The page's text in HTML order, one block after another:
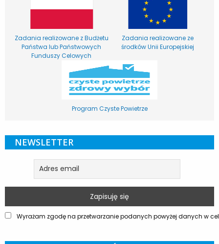
Zadania realizowane z Budżetu
Państwa lub Państwowych
Funduszy Celowych
Zadania realizowane ze
środków Unii Europejskiej
Program Czyste Powietrze
NEWSLETTER
Wyrażam zgodę na przetwarzanie podanych powyżej danych w